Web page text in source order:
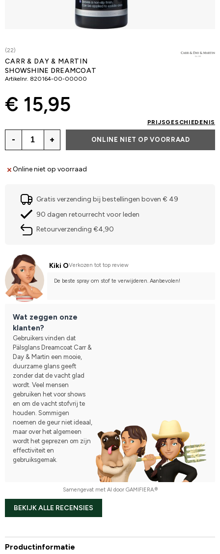
(22)
CARR & DAY & MARTIN
SHOWSHINE DREAMCOAT
Artikelnr. 820164-00-00000
€ 15,95
PRIJSGESCHIEDENIS
- + ONLINE NIET OP VOORRAAD
Online niet op voorraad
Gratis verzending bij bestellingen boven € 49
90 dagen retourrecht voor leden
Retourverzending €4,90
Kiki OVerkozen tot top review
De beste spray om stof te verwijderen. Aanbevolen!
Wat zeggen onze
klanten?
Gebruikers vinden dat
Pälsglans Dreamcoat Carr &
Day & Martin een mooie,
duurzame glans geeft
zonder dat de vacht glad
wordt. Veel mensen
gebruiken het voor shows
en om de vacht stofvrij te
houden. Sommigen
noemen de geur niet ideaal,
maar over het algemeen
wordt het geprezen om zijn
effectiviteit en
gebruiksgemak.
Samengevat met AI door GAMIFIERA.®
BEKIJK ALLE RECENSIES
Productinformatie